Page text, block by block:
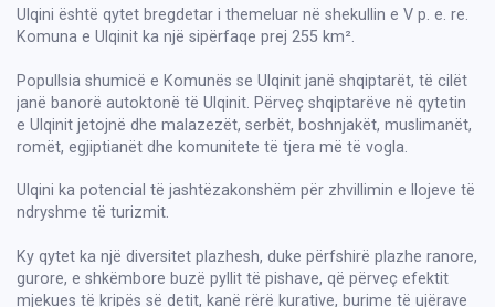
Ulqini është qytet bregdetar i themeluar në shekullin e V p. e. re.
Komuna e Ulqinit ka një sipërfaqe prej 255 km².
Popullsia shumicë e Komunës se Ulqinit janë shqiptarët, të cilët
janë banorë autoktonë të Ulqinit. Përveç shqiptarëve në qytetin
e Ulqinit jetojnë dhe malazezët, serbët, boshnjakët, muslimanët,
romët, egjiptianët dhe komunitete të tjera më të vogla.
Ulqini ka potencial të jashtëzakonshëm për zhvillimin e llojeve të
ndryshme të turizmit.
Ky qytet ka një diversitet plazhesh, duke përfshirë plazhe ranore,
gurore, e shkëmbore buzë pyllit të pishave, që përveç efektit
mjekues të kripës së detit, kanë rërë kurative, burime të ujërave